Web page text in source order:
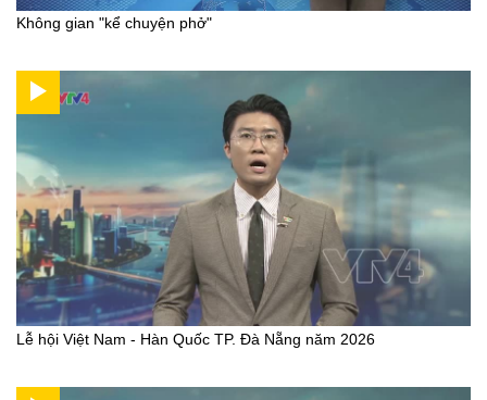
Không gian "kể chuyện phở"
Lễ hội Việt Nam - Hàn Quốc TP. Đà Nẵng năm 2026